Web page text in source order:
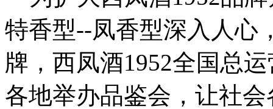
特香型--凤香型深入人心
牌，西凤酒1952全国总
各地举办品鉴会，让社